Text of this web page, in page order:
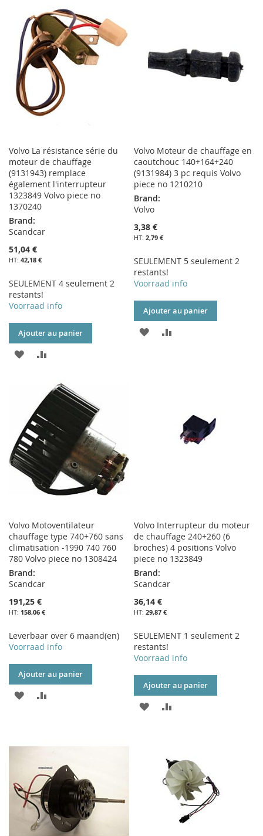
Volvo La résistance série du
moteur de chauffage
(9131943) remplace
également l'interrupteur
1323849 Volvo piece no
1370240
Brand:
Scandcar
51,04 €
42,18 €
SEULEMENT 4 seulement 2
restants!
Voorraad info
Ajouter au panier
AJOUTER
LISTE
D’ENVIE
COMPARATEUR
Volvo Moteur de chauffage en
caoutchouc 140+164+240
(9131984) 3 pc requis Volvo
piece no 1210210
Brand:
Volvo
3,38 €
2,79 €
SEULEMENT 5 seulement 2
restants!
Voorraad info
Ajouter au panier
AJOUTER
Volvo Motoventilateur
chauffage type 740+760 sans
climatisation -1990 740 760
780 Volvo piece no 1308424
Brand:
Scandcar
191,25 €
158,06 €
Leverbaar over 6 maand(en)
Voorraad info
Ajouter au panier
AJOUTER
D’ENVIE
Volvo Interrupteur du moteur
de chauffage 240+260 (6
broches) 4 positions Volvo
piece no 1323849
Brand:
Scandcar
36,14 €
29,87 €
SEULEMENT 1 seulement 2
restants!
Voorraad info
Ajouter au panier
AJOUTER
LISTE
D’ENVIE